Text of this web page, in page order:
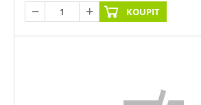
KOUPIT